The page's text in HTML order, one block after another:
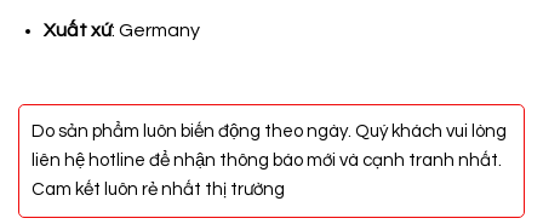
Xuất xứ: Germany
Do sản phẩm luôn biến động theo ngày. Quý khách vui lòng
liên hệ hotline để nhận thông báo mới và cạnh tranh nhất.
Cam kết luôn rẻ nhất thị trường